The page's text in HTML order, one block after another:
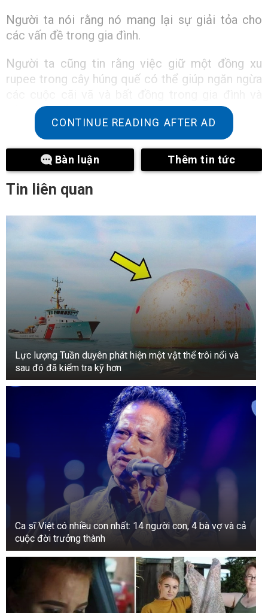
Người ta nói rằng nó mang lại sự giải tỏa cho
các vấn đề trong gia đình.
Người ta cũng tin rằng việc giữ một đồng xu
rupee trong cây húng quế có thể giúp ngăn ngừa
củng cố mối quan hệ gia đình.
Người ta cũng tin rằng nó thu hút năng lượng tích
cực.
Người ta tin rằng việc đặt một đồng xu một
rupee vào cây húng quế hoặc chôn nó xuống đất
sẽ giữ lại năng lượng tích cực trong nhà của một
người.
Các vấn đề về tiền bạc sẽ biến mất. Nếu bạn lo
lắng về tiền bạc, bạn có thể đặt một đồng xu
một rupee vào cây Tulsi. Điều này sẽ giúp bạn
thoát khỏi các vấn đề về tài chính.
Sẽ có cơ hội kiếm được tiền.
CONTINUE READING AFTER AD
Bàn luận Thêm tin tức
Tin liên quan
Lực lượng Tuần duyên phát hiện một vật thể trôi nổi và
sau đó đã kiểm tra kỹ hơn
Ca sĩ Việt có nhiều con nhất: 14 người con, 4 bà vợ và cả
cuộc đời trưởng thành